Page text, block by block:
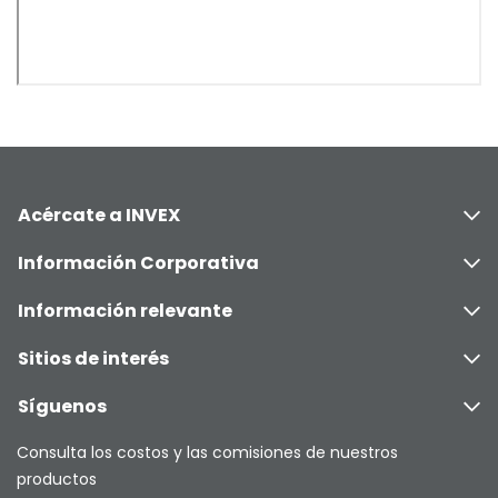
Acércate a INVEX
Información Corporativa
Información relevante
Sitios de interés
Síguenos
Consulta los costos y las comisiones de nuestros
productos